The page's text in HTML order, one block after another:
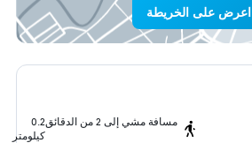
اعرض على الخريطة
مسافة مشي إلى 2 من الدقائق
0.2
كيلومتر